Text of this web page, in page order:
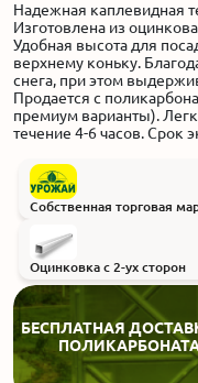
Надежная каплевидная
Изготовлена из
Удобная высота для
верхнему коньку.
снега, при этом
Продается с
премиум варианты).
течение 4-6 часов. Срок
Собственная торговая
Оцинковка с 2-ух сторон
БЕСПЛАТНАЯ